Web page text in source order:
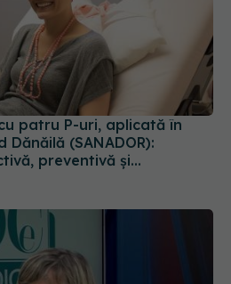
(SANADOR):
preventivă și